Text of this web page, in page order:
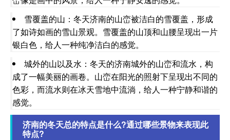
雪覆盖的山：冬天济南的山峦被洁白的雪覆盖，形成
了如诗如画的雪山景观。雪覆盖的山顶和山腰呈现出一片
银白色，给人一种纯净洁白的感觉。
城外的山以及水：冬天的济南城外的山峦和流水，构
成了一幅美丽的画卷。山峦在阳光的照射下呈现出不同的
色彩，而流水则在冰天雪地中流淌，给人一种宁静和谐的
感觉。
济南的冬天总的特点是什么?通过哪些景物来表现此
特点?